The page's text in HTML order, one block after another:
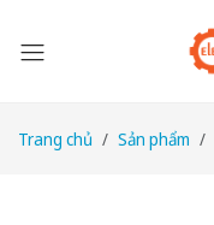
Trang chủ Sản phẩm